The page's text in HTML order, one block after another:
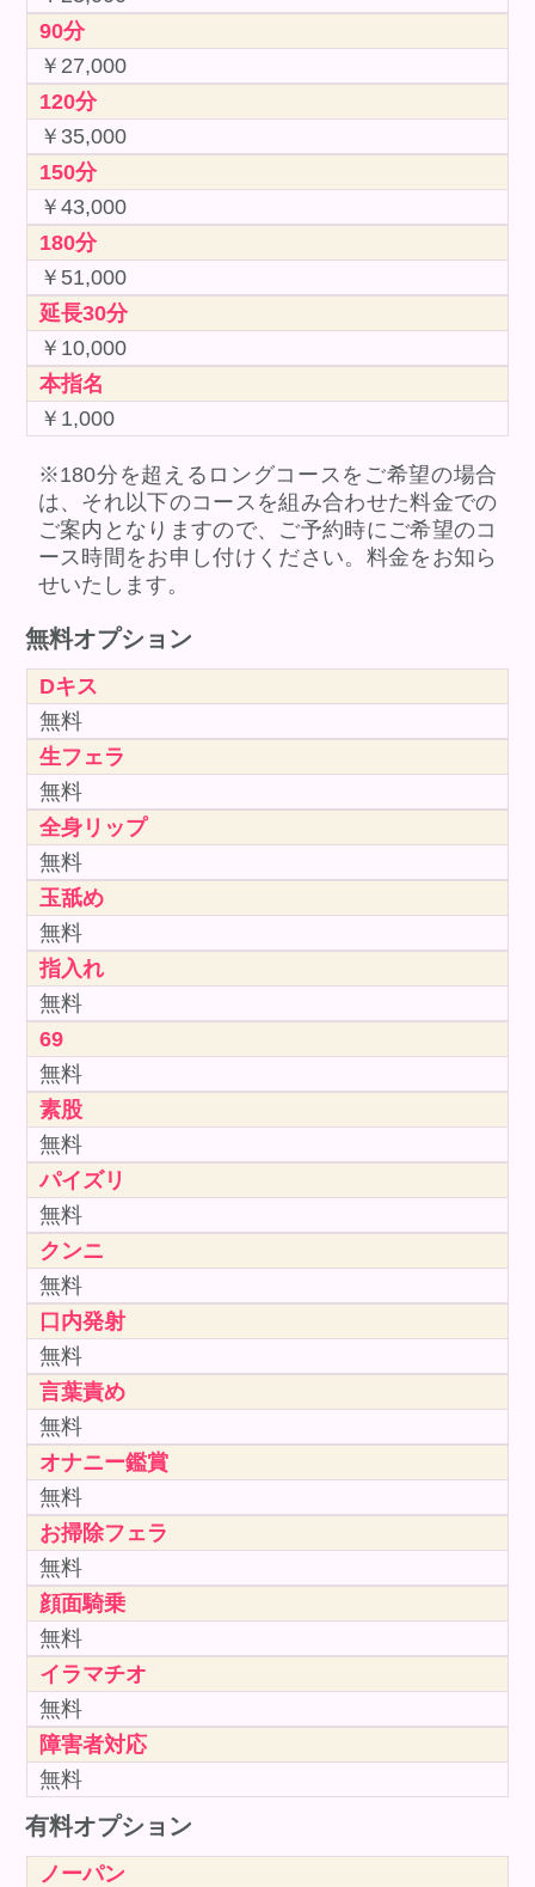
90分
￥27,000
120分
￥35,000
150分
￥43,000
180分
￥51,000
延長30分
￥10,000
本指名
￥1,000
※180分を超えるロングコースをご希望の場合
は、それ以下のコースを組み合わせた料金での
ご案内となりますので、ご予約時にご希望のコ
ース時間をお申し付けください。料金をお知ら
せいたします。
無料オプション
Dキス
無料
生フェラ
無料
全身リップ
無料
玉舐め
無料
指入れ
無料
69
無料
素股
無料
パイズリ
無料
クンニ
無料
口内発射
無料
言葉責め
無料
オナニー鑑賞
無料
お掃除フェラ
無料
顔面騎乗
無料
イラマチオ
無料
障害者対応
無料
有料オプション
ノーパン